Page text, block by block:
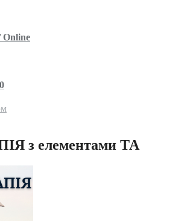
Online
з елементами ТА